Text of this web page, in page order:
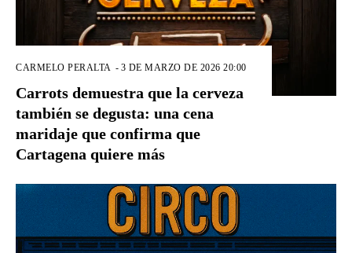
CARMELO PERALTA - 3 DE MARZO DE 2026 20:00
Carrots demuestra que la cerveza
también se degusta: una cena
maridaje que confirma que
Cartagena quiere más